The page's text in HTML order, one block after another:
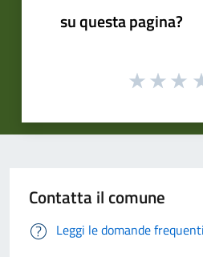
su questa pagina?
Contatta il comune
Leggi le domande frequenti